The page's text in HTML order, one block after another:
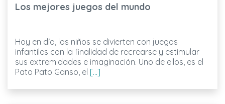
Los mejores juegos del mundo
Hoy en día, los niños se divierten con juegos
infantiles con la finalidad de recrearse y estimular
sus extremidades e imaginación. Uno de ellos, es el
Pato Pato Ganso, el [...]